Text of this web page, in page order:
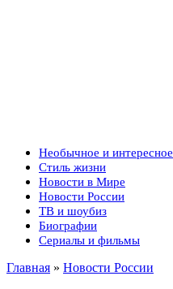
Необычное и интересное
Стиль жизни
Новости в Мире
Новости России
ТВ и шоубиз
Биографии
Сериалы и фильмы
Главная » Новости России